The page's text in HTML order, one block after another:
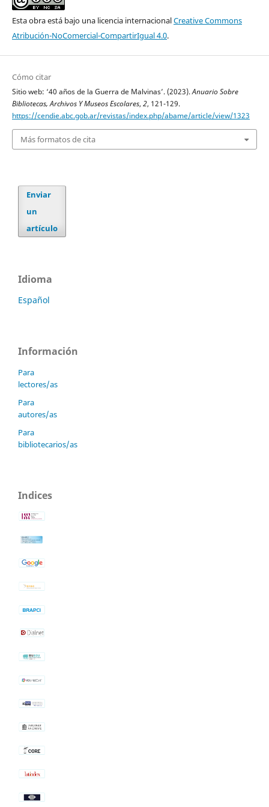
Esta obra está bajo una licencia internacionalCreative Commons
Atribución-NoComercial-CompartirIgual 4.0.
Cómo citar
Sitio web: ‘40 años de la Guerra de Malvinas’. (2023).Anuario Sobre
Bibliotecas, Archivos Y Museos Escolares, 2, 121-129.
https://cendie.abc.gob.ar/revistas/index.php/abame/article/view/1323
Más formatos de cita
Enviar
un
artículo
Idioma
Español
Información
Para
lectores/as
Para
autores/as
Para
bibliotecarios/as
Indices